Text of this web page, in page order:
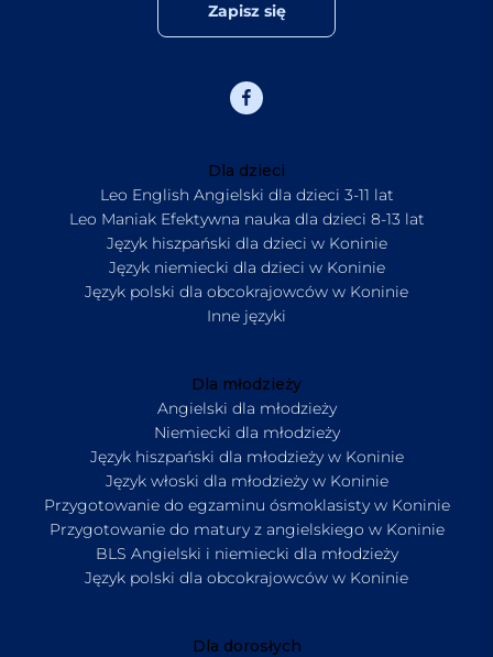
Zapisz się
Dla dzieci
Leo English Angielski dla dzieci 3-11 lat
Leo Maniak Efektywna nauka dla dzieci 8-13 lat
Język hiszpański dla dzieci w Koninie
Język niemiecki dla dzieci w Koninie
Język polski dla obcokrajowców w Koninie
Inne języki
Dla młodzieży
Angielski dla młodzieży
Niemiecki dla młodzieży
Język hiszpański dla młodzieży w Koninie
Język włoski dla młodzieży w Koninie
Przygotowanie do egzaminu ósmoklasisty w Koninie
Przygotowanie do matury z angielskiego w Koninie
BLS Angielski i niemiecki dla młodzieży
Język polski dla obcokrajowców w Koninie
Dla dorosłych